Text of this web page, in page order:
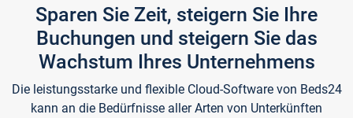
Sparen Sie Zeit, steigern Sie Ihre
Buchungen und steigern Sie das
Wachstum Ihres Unternehmens
Die leistungsstarke und flexible Cloud-Software von Beds24
kann an die Bedürfnisse aller Arten von Unterkünften